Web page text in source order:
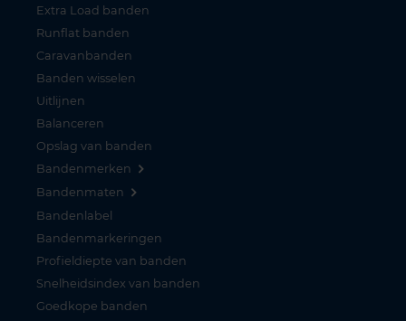
Extra Load banden
Runflat banden
Caravanbanden
Banden wisselen
Uitlijnen
Balanceren
Opslag van banden
Bandenmerken
Bandenmaten
Bandenlabel
Bandenmarkeringen
Profieldiepte van banden
Snelheidsindex van banden
Goedkope banden